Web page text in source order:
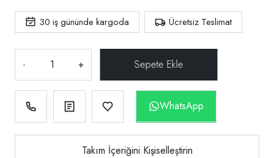
30 iş gününde kargoda Ücretsiz Teslimat
- +
WhatsApp
Takım İçeriğini Kişiselleştirin